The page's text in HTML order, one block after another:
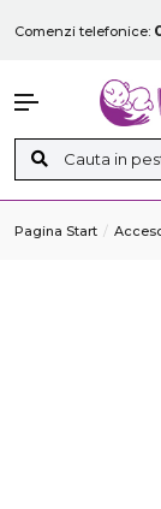
Comenzi telefonice:
Pagina Start